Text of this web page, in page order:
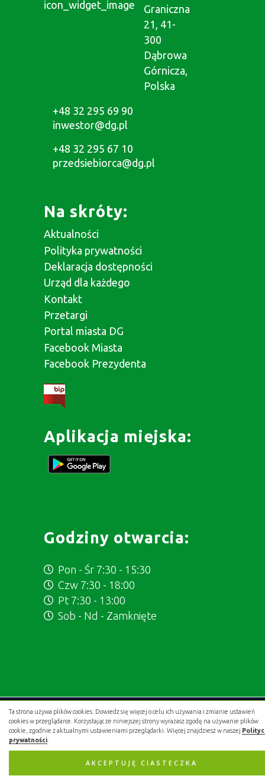
Ta strona używa plików cookies. Dowiedz się więcej o celu ich używania i zmianie ustawień
cookies w przeglądarce. Korzystając ze niniejszej strony wyrażasz zgodę na używanie plików
cookie, zgodnie z aktualnymi ustawieniami przeglądarki. Więcej znajdziesz w naszej
prywatności
AKCEPTUJĘ CIASTECZKA
Graniczna
21, 41-
300
Dąbrowa
Górnicza,
Polska
+48 32 295 69 90
inwestor@dg.pl
+48 32 295 67 10
przedsiebiorca@dg.pl
Na skróty:
Aktualności
Polityka prywatności
Deklaracja dostępności
Urząd dla każdego
Kontakt
Przetargi
Portal miasta DG
Facebook Miasta
Facebook Prezydenta
Aplikacja miejska:
Godziny otwarcia:
Pon - Śr 7:30 - 15:30
Czw 7:30 - 18:00
Pt 7:30 - 13:00
Sob - Nd - Zamknięte
Projekt i wykonanie:.gold studio digital